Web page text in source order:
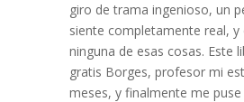
giro de trama ingenioso, un
siente completamente real,
ninguna de esas cosas. Este
gratis Borges, profesor mi
meses, y finalmente me